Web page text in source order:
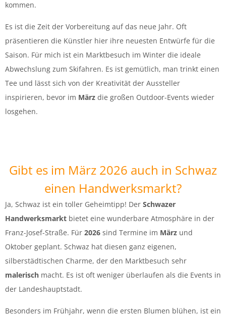
kommen.
Es ist die Zeit der Vorbereitung auf das neue Jahr. Oft
präsentieren die Künstler hier ihre neuesten Entwürfe für die
Saison. Für mich ist ein Marktbesuch im Winter die ideale
Abwechslung zum Skifahren. Es ist gemütlich, man trinkt einen
Tee und lässt sich von der Kreativität der Aussteller
inspirieren, bevor im März die großen Outdoor-Events wieder
losgehen.
Gibt es im März 2026 auch in Schwaz
einen Handwerksmarkt?
Ja, Schwaz ist ein toller Geheimtipp! Der Schwazer
Handwerksmarkt bietet eine wunderbare Atmosphäre in der
Franz-Josef-Straße. Für 2026 sind Termine im März und
Oktober geplant. Schwaz hat diesen ganz eigenen,
silberstädtischen Charme, der den Marktbesuch sehr
malerisch macht. Es ist oft weniger überlaufen als die Events in
der Landeshauptstadt.
Besonders im Frühjahr, wenn die ersten Blumen blühen, ist ein